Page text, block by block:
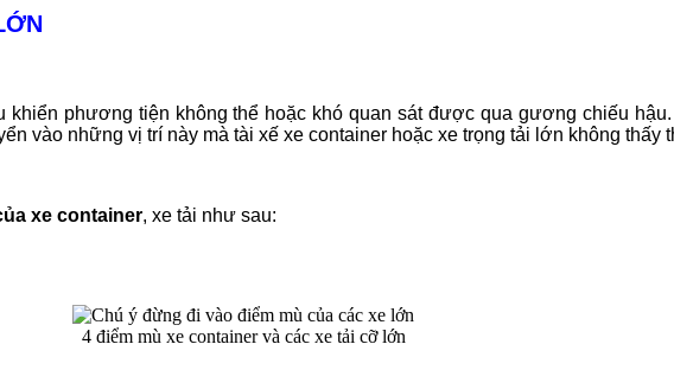
phương tiện không thể hoặc khó quan sát được qua gương chiếu
vào những vị trí này mà tài xế xe container hoặc xe trọng tải lớn không thấy
xe container, xe tải như sau:
4 điểm mù xe container và các xe tải cỡ lớn